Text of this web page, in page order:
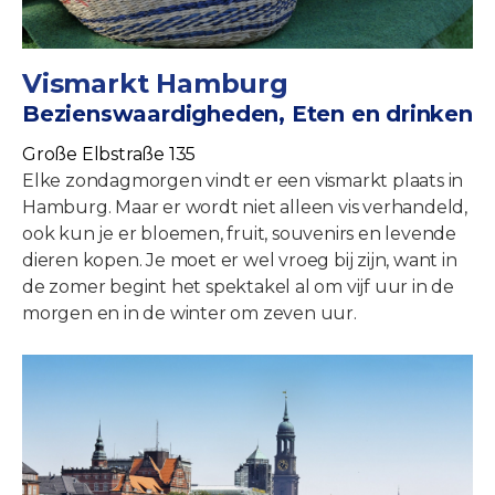
Vismarkt Hamburg
Bezienswaardigheden, Eten en drinken
Große Elbstraße 135
Elke zondagmorgen vindt er een vismarkt plaats in
Hamburg. Maar er wordt niet alleen vis verhandeld,
ook kun je er bloemen, fruit, souvenirs en levende
dieren kopen. Je moet er wel vroeg bij zijn, want in
de zomer begint het spektakel al om vijf uur in de
morgen en in de winter om zeven uur.